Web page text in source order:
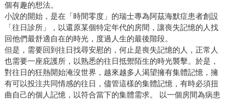
個有趣的想法。
小說的開始，是在「時間零度」的瑞士專為阿茲海默症患者創設
「往日診所」，以還原某個特定年代的房間，讓喪失記憶的人找
回他們最舒適自在的時光，度過人生的最後階段。
但是，需要回到往日找尋安慰的，何止是喪失記憶的人，正常人
也需要一座庇護所，以熟悉的往日抵禦陌生的時光襲擊。於是，
對往日的狂熱開始淹沒世界，越來越多人渴望擁有集體記憶，擁
有可以投注共同情感的往日，儘管這樣的集體記憶，有時必須扭
曲自己的個人記憶，以符合當下的集體需求。 以一個房間為病患